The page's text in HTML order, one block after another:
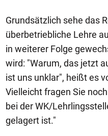
Grundsätzlich sehe das
überbetriebliche Lehre
in weiterer Folge
wird: "Warum, das jetzt
ist uns unklar", heißt es
Vielleicht fragen Sie
bei der WK/
gelagert ist."